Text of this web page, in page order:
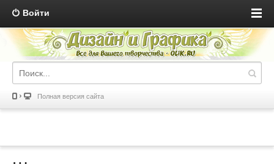
Войти
Полная версия сайта